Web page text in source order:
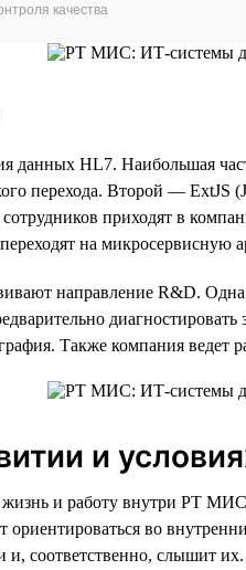
качества
данных HL7. Наибольшая
перехода. Второй — ExtJS
приходят в
на микросервисную
направление R&D.
Также компания ведет
и
и работу внутри РТ
во
и, соответственно, слышит их.